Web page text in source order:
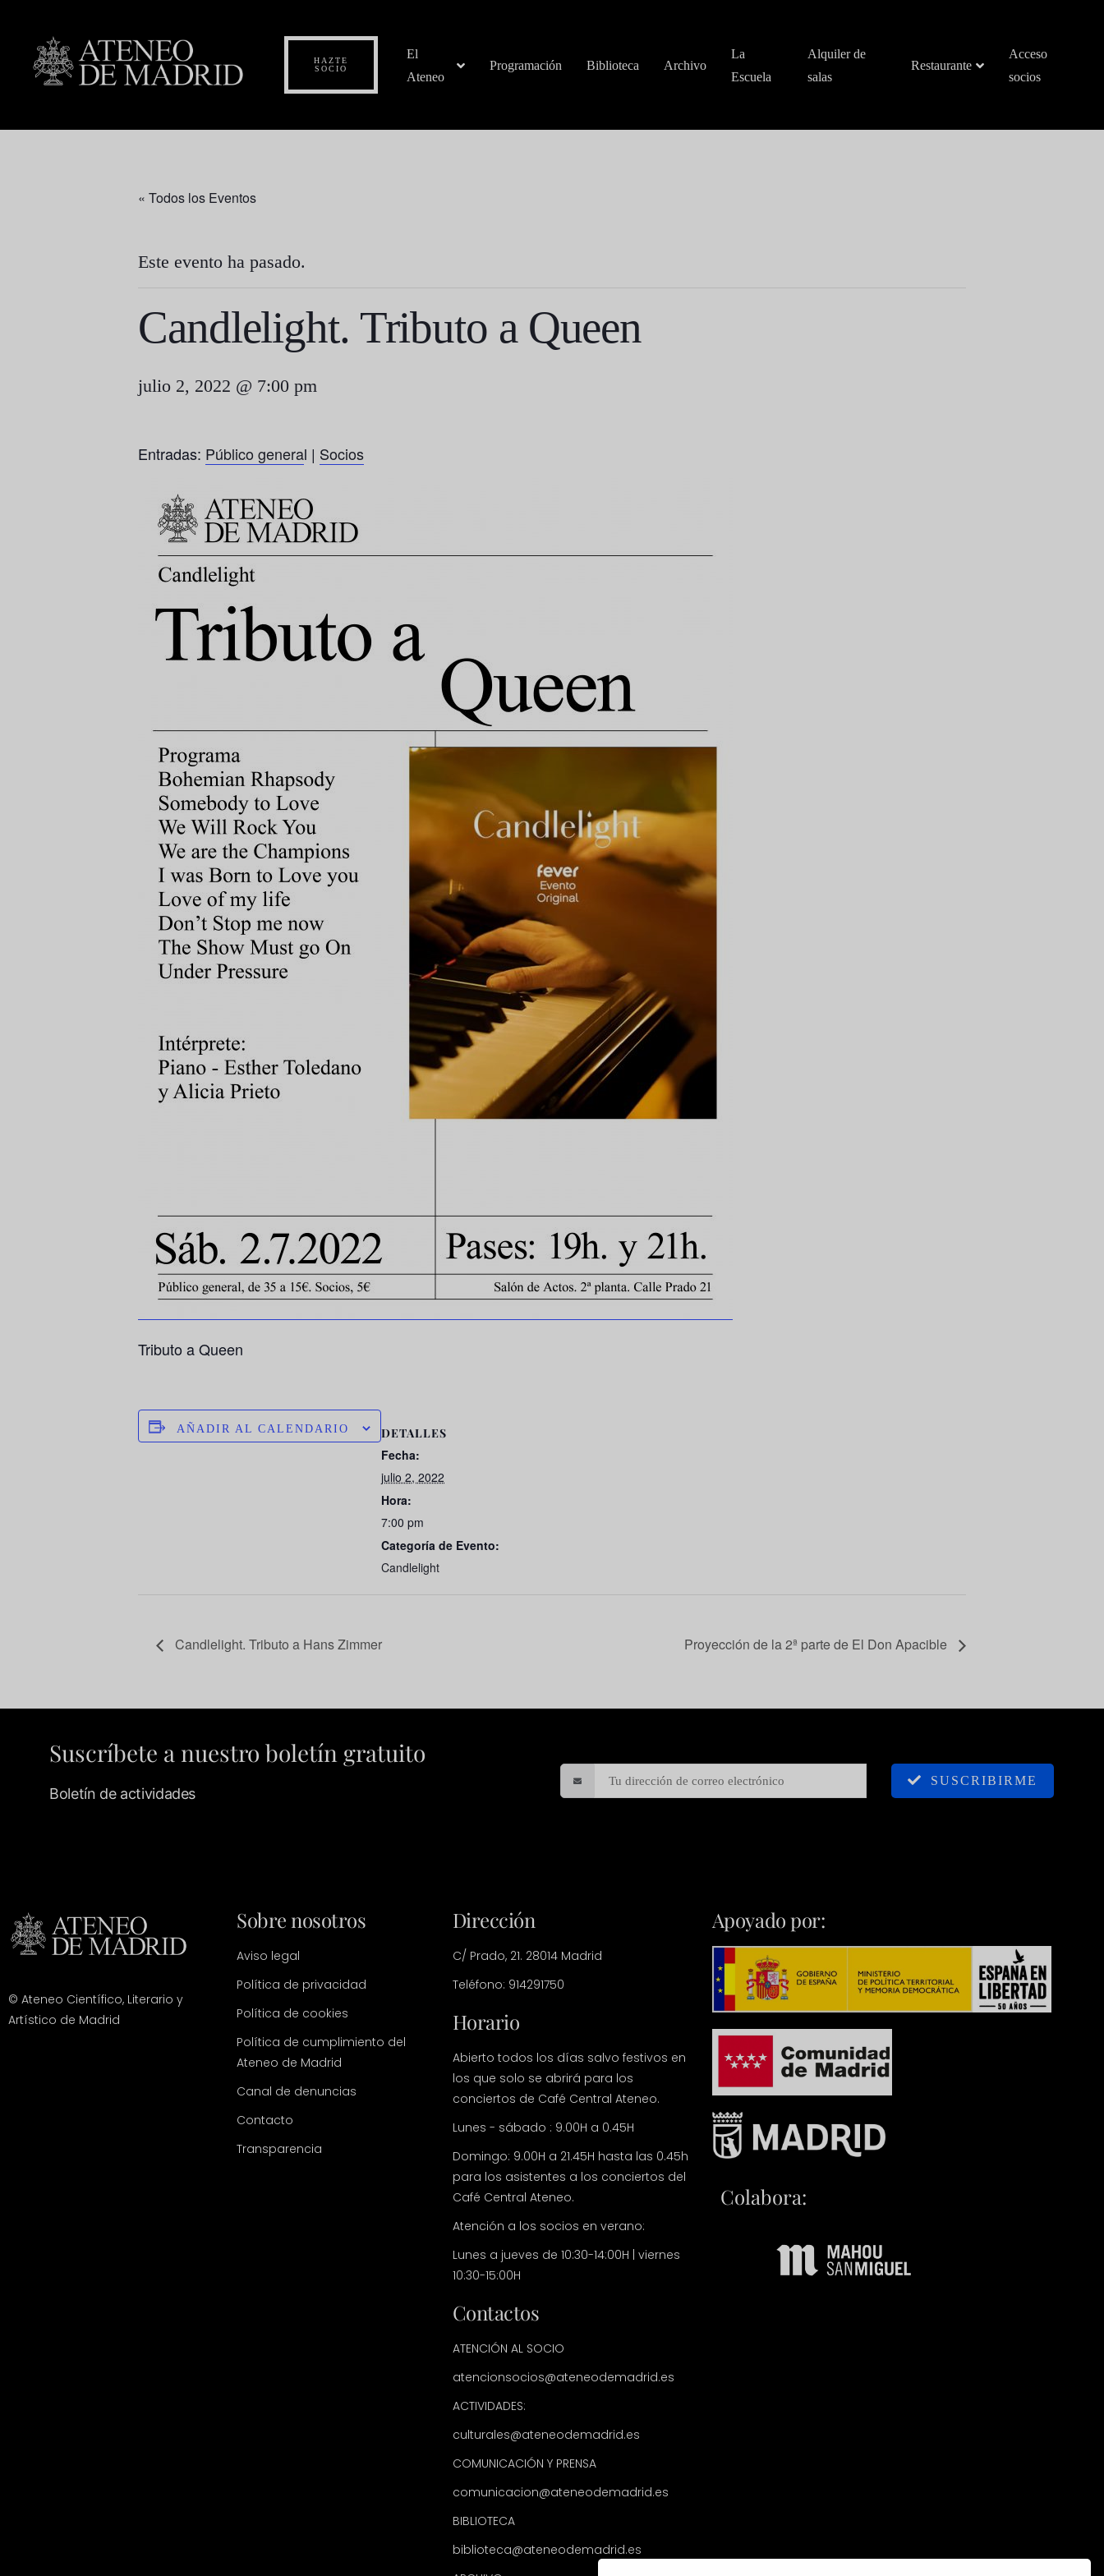
HAZTE
SOCIO
El
Ateneo
Programación Biblioteca Archivo
La
Escuela
Alquiler de
salas
Restaurante
Acceso
socios
« Todos los Eventos
Este evento ha pasado.
Candlelight. Tributo a Queen
julio 2, 2022 @ 7:00 pm
Entradas: Público general | Socios
Tributo a Queen
AÑADIR AL CALENDARIO DETALLES
Fecha:
julio 2, 2022
Hora:
7:00 pm
Categoría de Evento:
Candlelight
Candlelight. Tributo a Hans Zimmer Proyección de la 2ª parte de El Don Apacible
Suscríbete a nuestro boletín gratuito
Boletín de actividades
SUSCRIBIRME
© Ateneo Científico, Literario y
Artístico de Madrid
Sobre nosotros
Aviso legal
Política de privacidad
Política de cookies
Política de cumplimiento del
Ateneo de Madrid
Canal de denuncias
Contacto
Transparencia
Dirección
C/ Prado, 21. 28014 Madrid
Teléfono: 914291750
Horario
Abierto todos los días salvo festivos en
los que solo se abrirá para los
conciertos de Café Central Ateneo.
Lunes - sábado : 9.00H a 0.45H
Domingo: 9.00H a 21.45H hasta las 0.45h
para los asistentes a los conciertos del
Café Central Ateneo.
Atención a los socios en verano:
Lunes a jueves de 10:30-14:00H | viernes
10:30-15:00H
Contactos
ATENCIÓN AL SOCIO
atencionsocios@ateneodemadrid.es
ACTIVIDADES:
culturales@ateneodemadrid.es
COMUNICACIÓN Y PRENSA
comunicacion@ateneodemadrid.es
BIBLIOTECA
biblioteca@ateneodemadrid.es
Apoyado por:
Colabora: